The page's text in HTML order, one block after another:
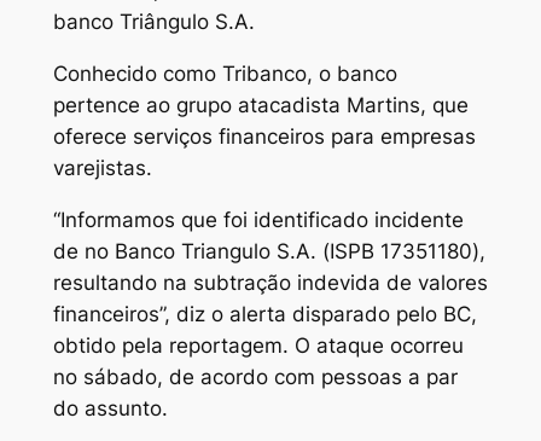
banco Triângulo S.A.
Conhecido como Tribanco, o banco
pertence ao grupo atacadista Martins, que
oferece serviços financeiros para empresas
varejistas.
“Informamos que foi identificado incidente
de no Banco Triangulo S.A. (ISPB 17351180),
resultando na subtração indevida de valores
financeiros”, diz o alerta disparado pelo BC,
obtido pela reportagem. O ataque ocorreu
no sábado, de acordo com pessoas a par
do assunto.